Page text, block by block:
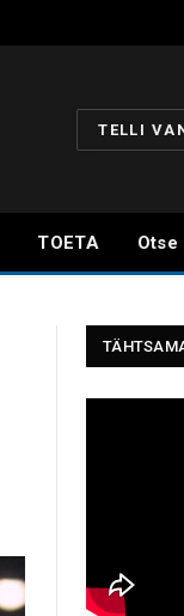
TELLI
TOETA Otse